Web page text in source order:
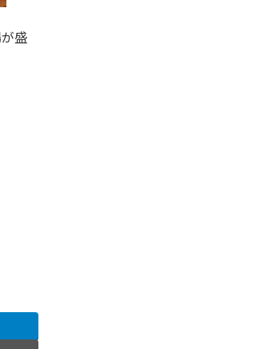
盛